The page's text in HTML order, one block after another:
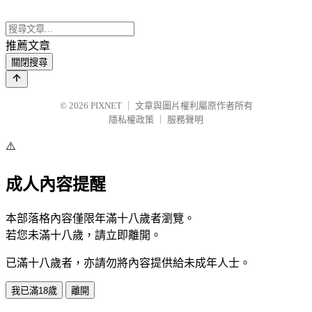
推薦文章
關閉搜尋
© 2026 PIXNET
文章與圖片權利屬原作者所有
隱私權政策
服務聲明
⚠️
成人內容提醒
本部落格內容僅限年滿十八歲者瀏覽。
若您未滿十八歲，請立即離開。
已滿十八歲者，亦請勿將內容提供給未成年人士。
我已滿18歲 離開